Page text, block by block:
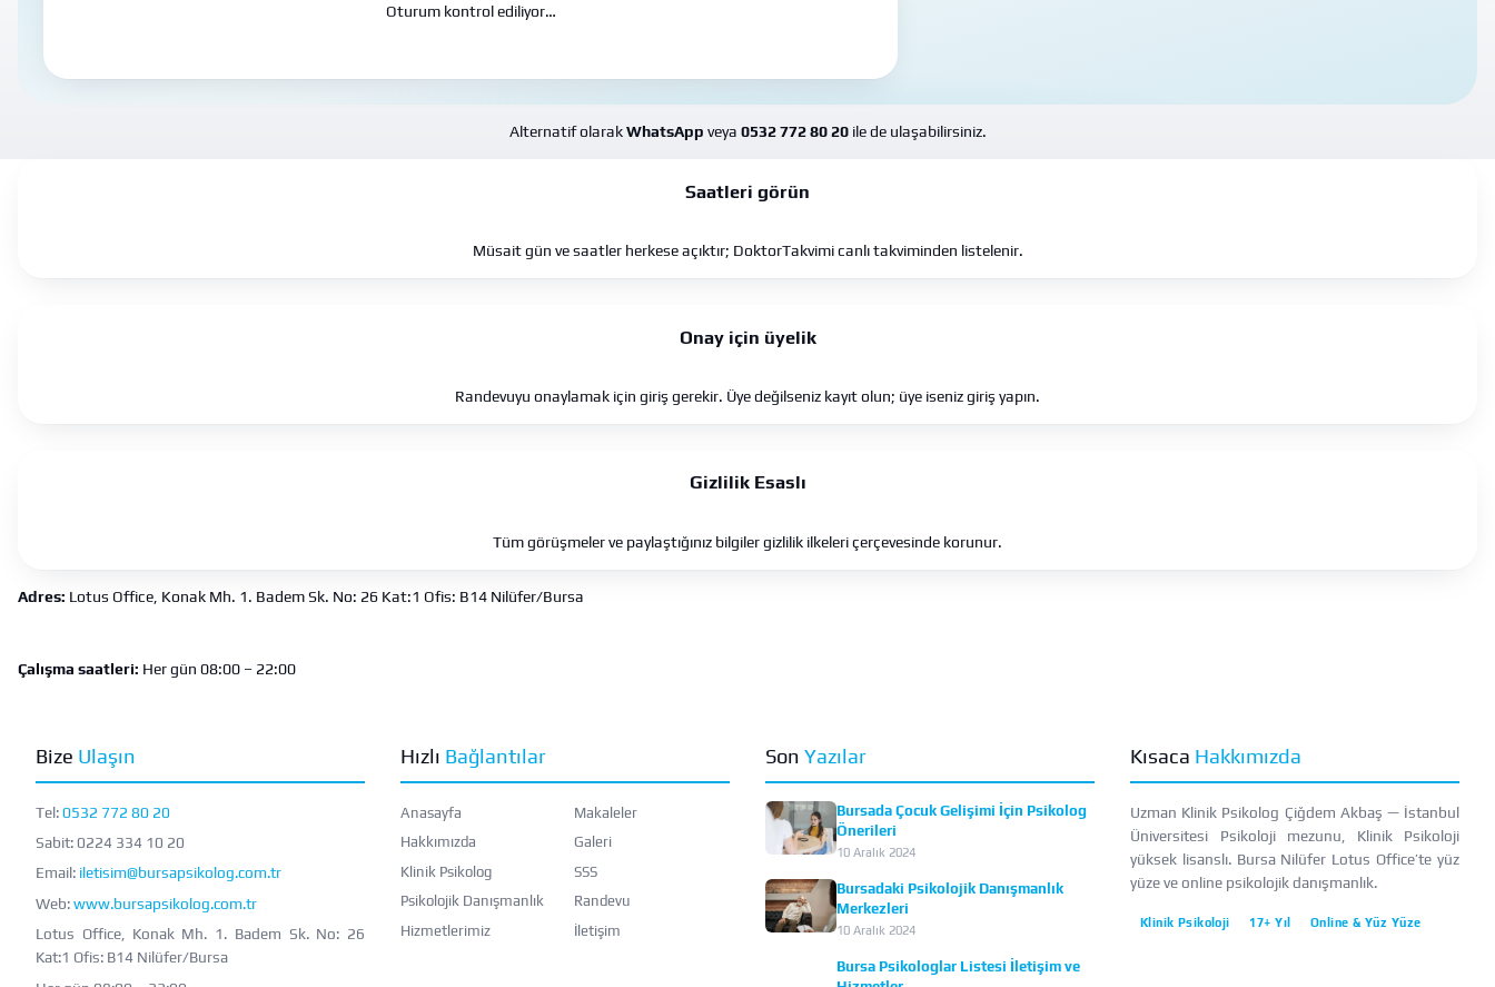
Oturum kontrol ediliyor…
Alternatif olarak WhatsApp veya 0532 772 80 20 ile de ulaşabilirsiniz.
Saatleri görün
Müsait gün ve saatler herkese açıktır; DoktorTakvimi canlı takviminden listelenir.
Onay için üyelik
Randevuyu onaylamak için giriş gerekir. Üye değilseniz kayıt olun; üye iseniz giriş yapın.
Gizlilik Esaslı
Tüm görüşmeler ve paylaştığınız bilgiler gizlilik ilkeleri çerçevesinde korunur.
Adres: Lotus Office, Konak Mh. 1. Badem Sk. No: 26 Kat:1 Ofis: B14 Nilüfer/Bursa
Çalışma saatleri: Her gün 08:00 – 22:00
Bize Ulaşın
Tel:0532 772 80 20
Sabit:0224 334 10 20
Email: iletisim@bursapsikolog.com.tr
Web:www.bursapsikolog.com.tr
Lotus Office, Konak Mh. 1. Badem Sk. No: 26
Kat:1 Ofis: B14 Nilüfer/Bursa
Hızlı Bağlantılar
Anasayfa
Hakkımızda
Klinik Psikolog
Psikolojik Danışmanlık
Hizmetlerimiz
Makaleler
Galeri
SSS
Randevu
İletişim
Son Yazılar
Bursada Çocuk Gelişimi İçin Psikolog
Önerileri
10 Aralık 2024
Bursadaki Psikolojik Danışmanlık
Merkezleri
10 Aralık 2024
Bursa Psikologlar Listesi İletişim ve
Kısaca Hakkımızda
Uzman Klinik Psikolog Çiğdem Akbaş — İstanbul
Üniversitesi Psikoloji mezunu, Klinik Psikoloji
yüksek lisanslı. Bursa Nilüfer Lotus Office’te yüz
yüze ve online psikolojik danışmanlık.
Klinik Psikoloji 17+ Yıl Online & Yüz Yüze